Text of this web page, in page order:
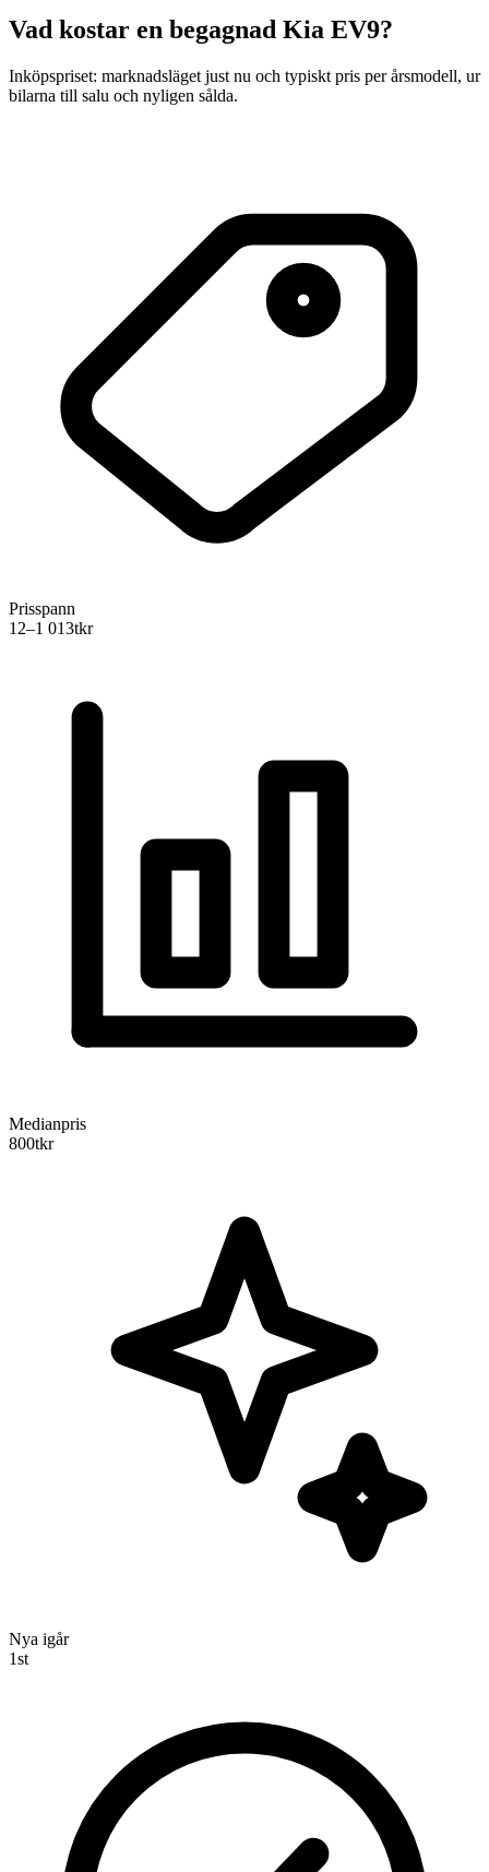
Vad kostar en begagnad Kia EV9?
Inköpspriset: marknadsläget just nu och typiskt pris per årsmodell, ur
bilarna till salu och nyligen sålda.
Prisspann
12–1 013tkr
Medianpris
800tkr
Nya igår
1st